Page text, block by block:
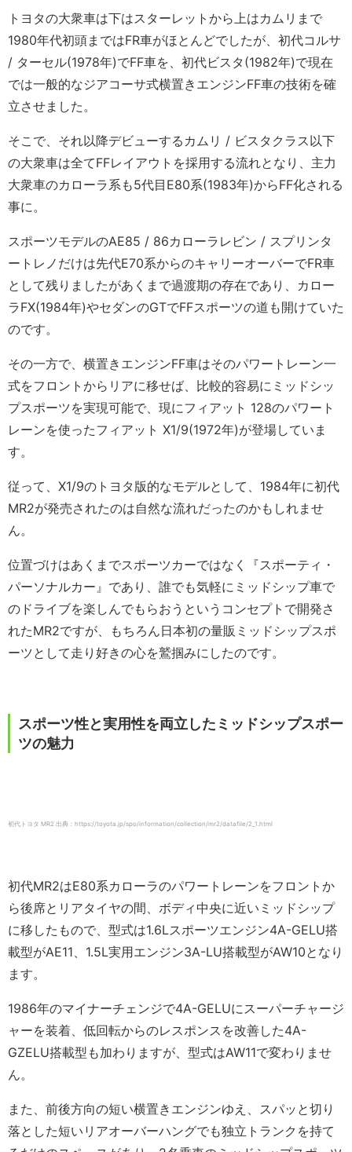
トヨタの大衆車は下はスターレットから上はカムリまで
1980年代初頭まではFR車がほとんどでしたが、初代コルサ
/ ターセル(1978年)でFF車を、初代ビスタ(1982年)で現在
では一般的なジアコーサ式横置きエンジンFF車の技術を確
立させました。
そこで、それ以降デビューするカムリ / ビスタクラス以下
の大衆車は全てFFレイアウトを採用する流れとなり、主力
大衆車のカローラ系も5代目E80系(1983年)からFF化される
事に。
スポーツモデルのAE85 / 86カローラレビン / スプリンタ
ートレノだけは先代E70系からのキャリーオーバーでFR車
として残りましたがあくまで過渡期の存在であり、カロー
ラFX(1984年)やセダンのGTでFFスポーツの道も開けていた
のです。
その一方で、横置きエンジンFF車はそのパワートレーン一
式をフロントからリアに移せば、比較的容易にミッドシッ
プスポーツを実現可能で、現にフィアット 128のパワート
レーンを使ったフィアット X1/9(1972年)が登場していま
す。
従って、X1/9のトヨタ版的なモデルとして、1984年に初代
MR2が発売されたのは自然な流れだったのかもしれませ
ん。
位置づけはあくまでスポーツカーではなく『スポーティ・
パーソナルカー』であり、誰でも気軽にミッドシップ車で
のドライブを楽しんでもらおうというコンセプトで開発さ
れたMR2ですが、もちろん日本初の量販ミッドシップスポ
ーツとして走り好きの心を鷲掴みにしたのです。
スポーツ性と実用性を両立したミッドシップスポー
ツの魅力
初代トヨタ MR2 出典：https://toyota.jp/spo/information/collection/mr2/datafile/2_1.html
初代MR2はE80系カローラのパワートレーンをフロントか
ら後席とリアタイヤの間、ボディ中央に近いミッドシップ
に移したもので、型式は1.6Lスポーツエンジン4A-GELU搭
載型がAE11、1.5L実用エンジン3A-LU搭載型がAW10となり
ます。
1986年のマイナーチェンジで4A-GELUにスーパーチャージ
ャーを装着、低回転からのレスポンスを改善した4A-
GZELU搭載型も加わりますが、型式はAW11で変わりませ
ん。
また、前後方向の短い横置きエンジンゆえ、スパッと切り
落とした短いリアオーバーハングでも独立トランクを持て